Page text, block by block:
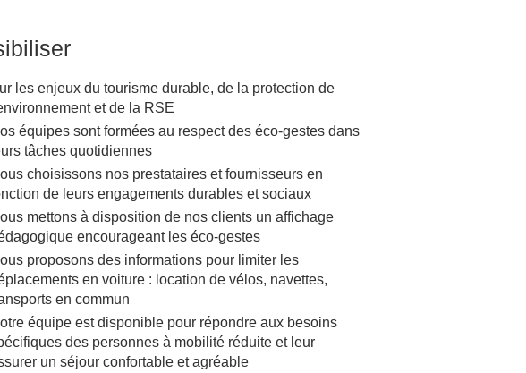
les enjeux du tourisme durable, de la protection de
et de la RSE
équipes sont formées au respect des éco-gestes dans
tâches quotidiennes
choisissons nos prestataires et fournisseurs en
de leurs engagements durables et sociaux
mettons à disposition de nos clients un affichage
encourageant les éco-gestes
proposons des informations pour limiter les
en voiture : location de vélos, navettes,
en commun
équipe est disponible pour répondre aux besoins
des personnes à mobilité réduite et leur
un séjour confortable et agréable